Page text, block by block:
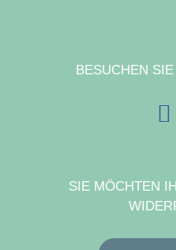
BESUCHEN
SIE MÖCHTEN